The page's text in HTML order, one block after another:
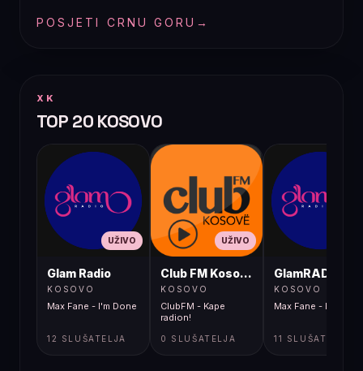
POSJETI CRNU GORU →
XK
TOP 20 KOSOVO
UŽIVO
Glam Radio
KOSOVO
Max Fane - I'm Done
12 SLUŠATELJA
UŽIVO
Club FM Kosovë
KOSOVO
ClubFM - Kape
radion!
0 SLUŠATELJA
GlamRADIO
KOSOVO
Max Fane - I'm Done
11 SLUŠATELJA